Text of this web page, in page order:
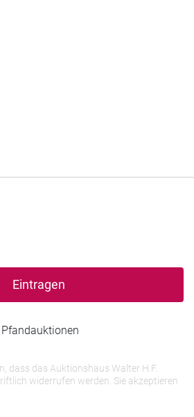
Eintragen
Pfandauktionen
dass das Auktionshaus Walter H.F.
widerrufen werden. Sie akzeptieren